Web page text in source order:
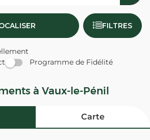
FILTRES
Programme de Fidélité
à Vaux-le-Pénil
Carte